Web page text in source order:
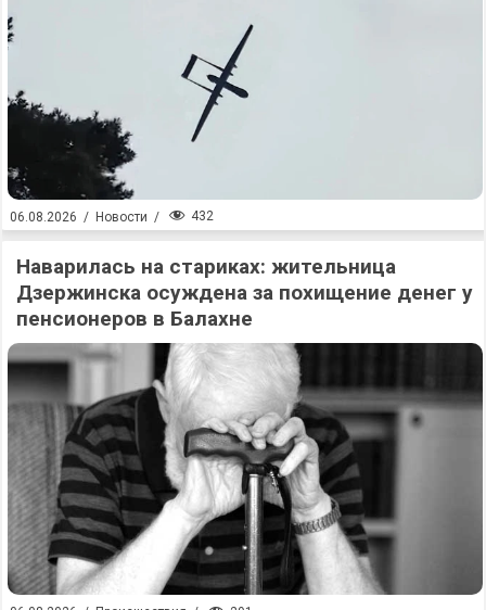
06.08.2026 / Новости / 432
Наварилась на стариках: жительница
Дзержинска осуждена за похищение денег у
пенсионеров в Балахне